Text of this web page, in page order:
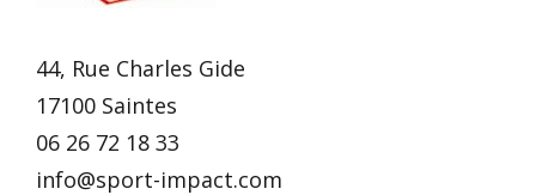
44, Rue Charles Gide
17100 Saintes
06 26 72 18 33
info@sport-impact.com